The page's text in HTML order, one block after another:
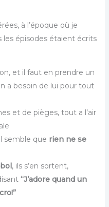
à l’époque où je
les épisodes étaient écrits
et il faut en prendre un
a besoin de lui pour tout
et de pièges, tout a l’air
semble que rien ne se
, ils s’en sortent,
“J’adore quand un